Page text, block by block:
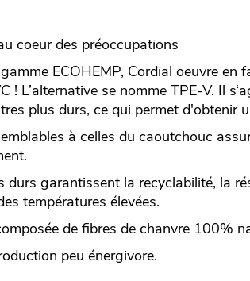
coeur des préoccupations
ECOHEMP, Cordial oeuvre en
! L’alternative se nomme TPE-V. Il
plus durs, ce qui permet d'obtenir
à celles du caoutchouc
durs garantissent la recyclabilité, la
températures élevées.
de fibres de chanvre 100%
peu énergivore.